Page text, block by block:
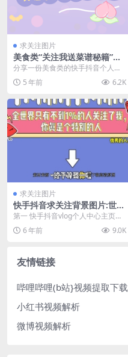
求关注图片
美食类“关注我送菜谱秘籍”快
手抖音求关注个人主页封面背
景图
分享一份美食类的快手抖音个人主
页顶部封面求关注的背景图：”关注
我送菜...
5 年前 6.2K
求关注图片
快手抖音求关注背景图片:世界
上只有不到1%的人关注了，
你是个特别的人
第一 快手抖音vlog个人中心主页封
面背景图： 第二 无水印原版高清背
景图素材下...
6 年前 9.0K
友情链接
哔哩哔哩(b站}视频提取下载
小红书视频解析
微博视频解析